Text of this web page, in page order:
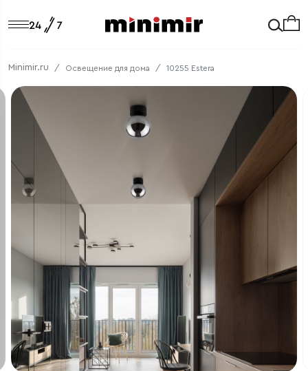
Minimir.ru Освещение для дома 10255 Estera